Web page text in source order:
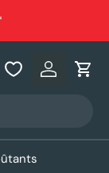
Se